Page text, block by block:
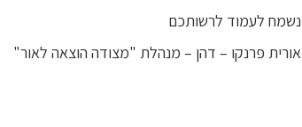
נשמח לעמוד לרשותכם
אורית פרנקו – דהן – מנהלת "מצודה הוצאה לאור"